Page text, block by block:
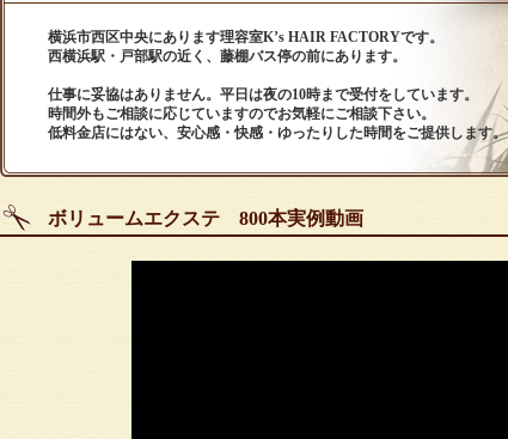
横浜市西区中央にあります理容室K’s HAIR FACTORYです。
西横浜駅・戸部駅の近く、藤棚バス停の前にあります。
仕事に妥協はありません。平日は夜の10時まで受付をしています。
時間外もご相談に応じていますのでお気軽にご相談下さい。
低料金店にはない、安心感・快感・ゆったりした時間をご提供します。
ボリュームエクステ 800本実例動画